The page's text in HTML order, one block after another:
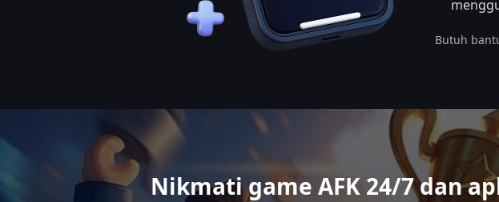
Butuh
Nikmati game AFK 24/7 dan